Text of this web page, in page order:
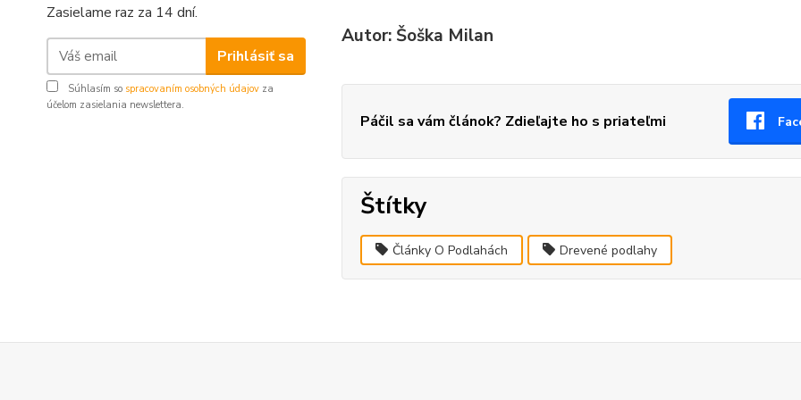
Zasielame raz za 14 dní.
Prihlásiť sa
Súhlasím so spracovaním osobných údajov za
účelom zasielania newslettera.
Autor: Šoška Milan
Páčil sa vám článok? Zdieľajte ho s priateľmi
Štítky
Články O Podlahách Drevené podlahy